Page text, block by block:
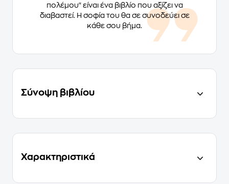
πολέμου" είναι ένα βιβλίο που αξίζει να
διαβαστεί. Η σοφία του θα σε συνοδεύει σε
κάθε σου βήμα.
Σύνοψη βιβλίου
Χαρακτηριστικά